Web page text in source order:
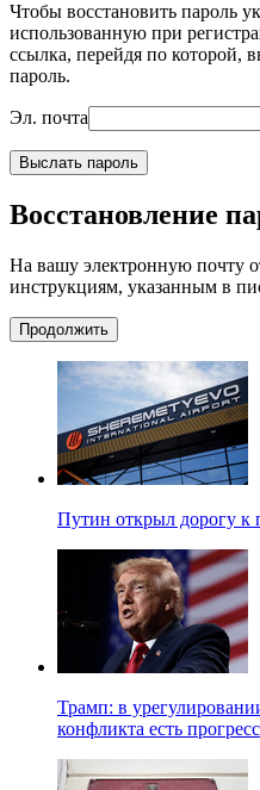
Чтобы восстановить пароль
использованную при
ссылка, перейдя по которой,
пароль.
Эл. почта
Выслать пароль
Восстановление
На вашу электронную почту
инструкциям, указанным в
Продолжить
Путин открыл дорогу к
Трамп: в
конфликта есть прогресс